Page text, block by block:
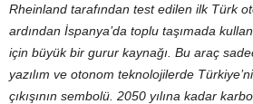
Rheinland tarafından test edilen ilk Türk
ardından İspanya’da toplu taşımada
için büyük bir gurur kaynağı. Bu araç
yazılım ve otonom teknolojilerde
çıkışının sembolü. 2050 yılına kadar